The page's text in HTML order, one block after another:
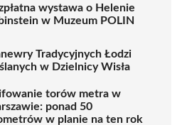
wystawa o Helenie
w Muzeum POLIN
Tradycyjnych Łodzi
w Dzielnicy Wisła
torów metra w
ponad 50
w planie na ten rok